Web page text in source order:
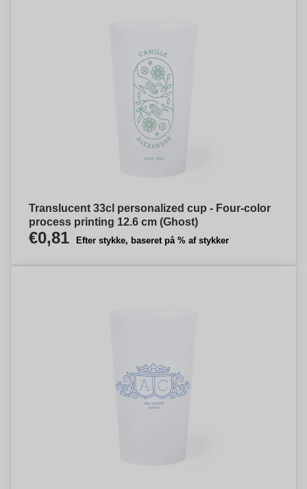
Translucent 33cl personalized cup - Four-color
process printing 12.6 cm (Ghost)
€0,81 Efter stykke, baseret på % af stykker